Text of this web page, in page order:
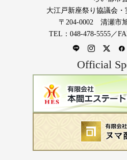
大江戸新座祭り協議会
〒204-0002 清瀬市
TEL：048-478-5555／
Official